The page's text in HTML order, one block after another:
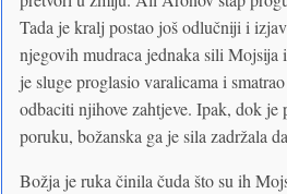
Tada je kralj postao još odlučniji i
njegovih mudraca jednaka sili Mojsija
je sluge proglasio varalicama i
odbaciti njihove zahtjeve. Ipak, dok je
poruku, božanska ga je sila zadržala
Božja je ruka činila čuda što su ih